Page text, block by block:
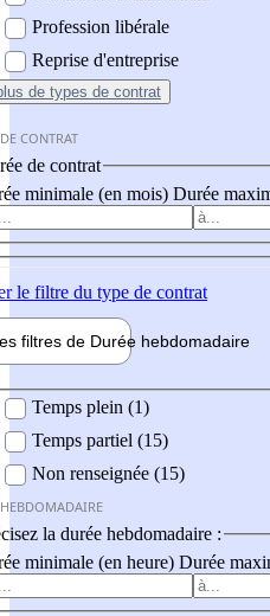
Profession libérale
Reprise d'entreprise
de types de contrat
CONTRAT
de contrat
minimale (en mois) Durée
le filtre du type de contrat
filtres de Durée hebdomadaire
Temps plein (1)
Temps partiel (15)
Non renseignée (15)
la durée hebdomadaire :
minimale (en heure) Durée